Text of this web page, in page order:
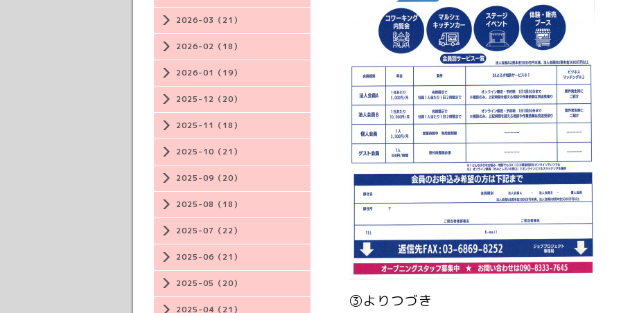
2026-03（21）
2026-02（18）
2026-01（19）
2025-12（20）
2025-11（18）
2025-10（21）
2025-09（20）
2025-08（18）
2025-07（22）
2025-06（21）
2025-05（20）
2025-04（21）
③よりつづき